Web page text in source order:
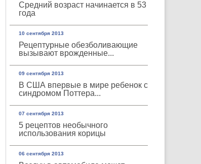
Средний возраст начинается в 53
года
10 сентября 2013
Рецептурные обезболивающие
вызывают врожденные...
09 сентября 2013
В США впервые в мире ребенок с
синдромом Поттера...
07 сентября 2013
5 рецептов необычного
использования корицы
06 сентября 2013